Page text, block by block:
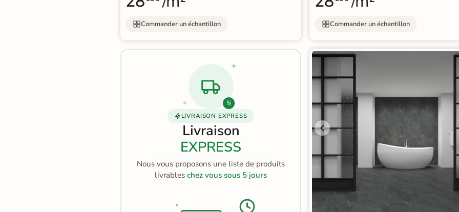
Service
fiable
Commander un échantillon Commander un échantillon
5j
LIVRAISON EXPRESS
Livraison
EXPRESS
Nous vous proposons une liste de produits
livrableschez vous sous 5 jours